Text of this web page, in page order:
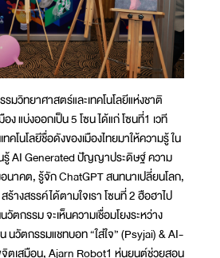
มวิทยาศาสตร์และเทคโนโลยีแห่งชาติ
ง แบ่งออกเป็น 5 โซน ได้แก่ โซนที่1 เวที
โนโลยีชื่อดังของเมืองไทยมาให้ความรู้ ใน
รู้ AI Generated ปัญญาประดิษฐ์ ความ
นาคต, รู้จัก ChatGPT สนทนาเปลี่ยนโลก,
างสรรค์ได้ตามใจเรา โซนที่ 2 ฮือฮาไป
ตกรรม จะเห็นความเชื่อมโยงระหว่าง
นวัตกรรมแชทบอท “ใส่ใจ” (Psyjai) & AI-
ตเสมือน, Ajarn Robot1 หุ่นยนต์ช่วยสอน